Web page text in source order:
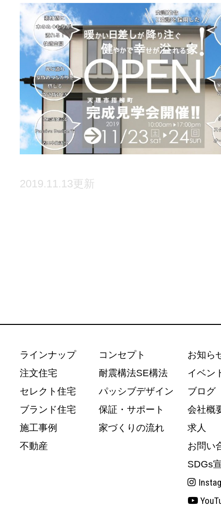
2019.11.13更新
ラインナップ
注文住宅
セレクト住宅
ブランド住宅
施工事例
不動産
コンセプト
耐震構法SE構法
パッシブデザイン
保証・サポート
家づくりの流れ
お知ら
イベン
ブログ
会社概
求人
お問い
SDGs